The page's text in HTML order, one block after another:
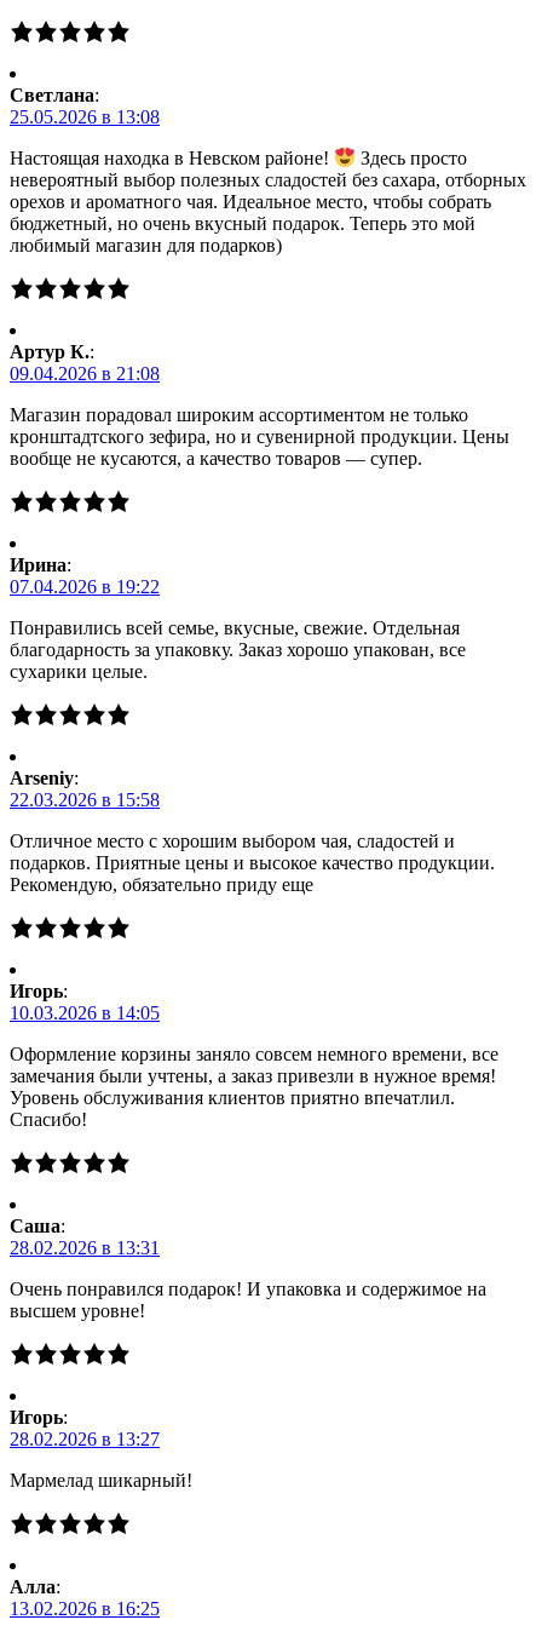
Светлана:
25.05.2026 в 13:08
Настоящая находка в Невском районе!
Здесь просто
невероятный выбор полезных сладостей без сахара, отборных
орехов и ароматного чая. Идеальное место, чтобы собрать
бюджетный, но очень вкусный подарок. Теперь это мой
любимый магазин для подарков)
Артур К.:
09.04.2026 в 21:08
Магазин порадовал широким ассортиментом не только
кронштадтского зефира, но и сувенирной продукции. Цены
вообще не кусаются, а качество товаров — супер.
Ирина:
07.04.2026 в 19:22
Понравились всей семье, вкусные, свежие. Отдельная
благодарность за упаковку. Заказ хорошо упакован, все
сухарики целые.
Arseniy:
22.03.2026 в 15:58
Отличное место с хорошим выбором чая, сладостей и
подарков. Приятные цены и высокое качество продукции.
Рекомендую, обязательно приду еще
Игорь:
10.03.2026 в 14:05
Оформление корзины заняло совсем немного времени, все
замечания были учтены, а заказ привезли в нужное время!
Уровень обслуживания клиентов приятно впечатлил.
Спасибо!
Саша:
28.02.2026 в 13:31
Очень понравился подарок! И упаковка и содержимое на
высшем уровне!
Игорь:
28.02.2026 в 13:27
Мармелад шикарный!
Алла:
13.02.2026 в 16:25